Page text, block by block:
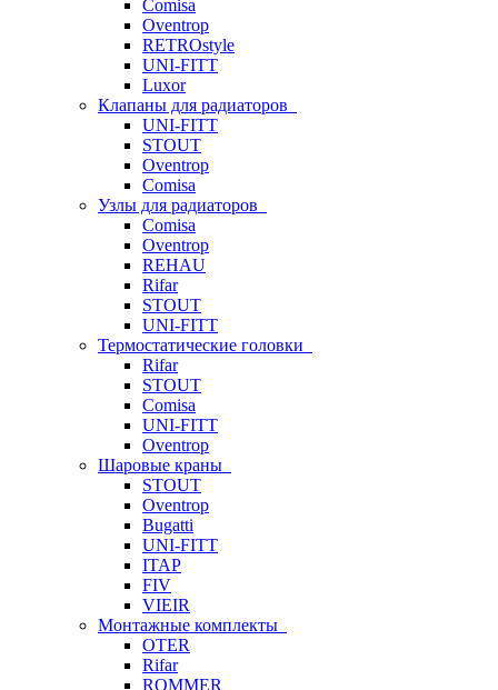
Comisa
Oventrop
RETROstyle
UNI-FITT
Luxor
Клапаны для радиаторов
UNI-FITT
STOUT
Oventrop
Comisa
Узлы для радиаторов
Comisa
Oventrop
REHAU
Rifar
STOUT
UNI-FITT
Термостатические головки
Rifar
STOUT
Comisa
UNI-FITT
Oventrop
Шаровые краны
STOUT
Oventrop
Bugatti
UNI-FITT
ITAP
FIV
VIEIR
Монтажные комплекты
OTER
Rifar
ROMMER